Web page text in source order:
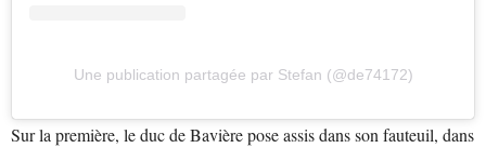
Une publication partagée par Stefan (@de74172)
Sur la première, le duc de Bavière pose assis dans son fauteuil, dans